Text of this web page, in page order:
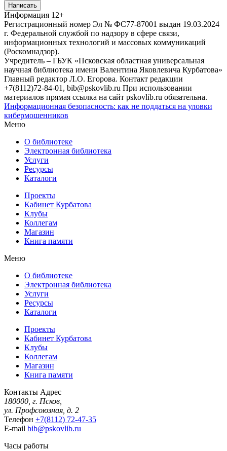
Написать
Информация 12+
Регистрационный номер Эл № ФС77-87001 выдан 19.03.2024
г. Федеральной службой по надзору в сфере связи,
информационных технологий и массовых коммуникаций
(Роскомнадзор).
Учредитель – ГБУК «Псковская областная универсальная
научная библиотека имени Валентина Яковлевича Курбатова»
Главный редактор Л.О. Егорова. Контакт редакции
+7(8112)72-84-01, bib@pskovlib.ru При использовании
материалов прямая ссылка на сайт pskovlib.ru обязательна.
Информационная безопасность: как не поддаться на уловки
кибермошенников
Меню
О библиотеке
Электронная библиотека
Услуги
Ресурсы
Каталоги
Проекты
Кабинет Курбатова
Клубы
Коллегам
Магазин
Книга памяти
Меню
О библиотеке
Электронная библиотека
Услуги
Ресурсы
Каталоги
Проекты
Кабинет Курбатова
Клубы
Коллегам
Магазин
Книга памяти
Контакты Адрес
180000, г. Псков,
ул. Профсоюзная, д. 2
Телефон +7(8112) 72-47-35
E-mail bib@pskovlib.ru
Часы работы